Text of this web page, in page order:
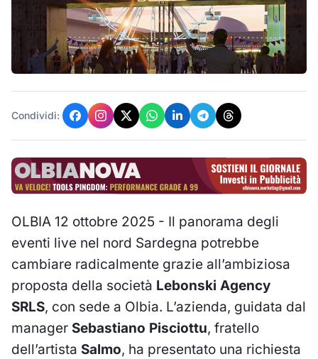
Condividi:
OLBIA 12 ottobre 2025 - Il panorama degli
eventi live nel nord Sardegna potrebbe
cambiare radicalmente grazie all’ambiziosa
proposta della società Lebonski Agency
SRLS, con sede a Olbia. L’azienda, guidata dal
manager Sebastiano Pisciottu, fratello
dell’artista Salmo, ha presentato una richiesta